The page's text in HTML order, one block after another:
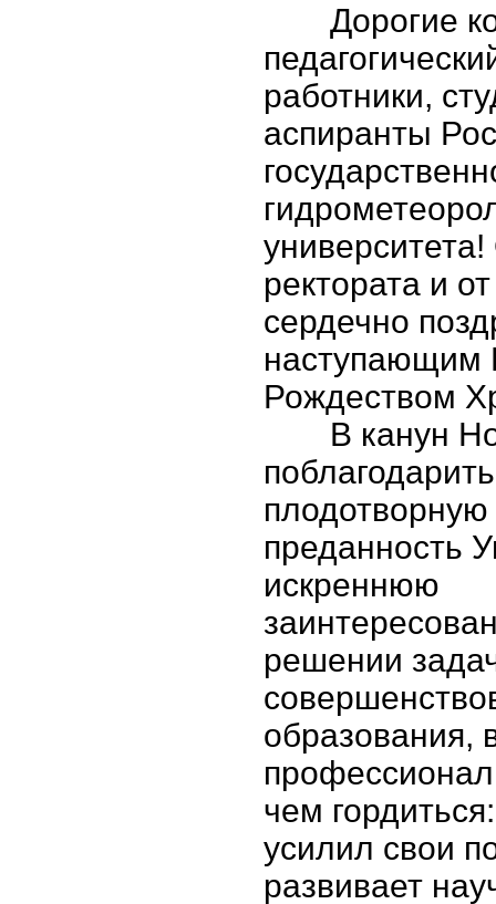
Дорогие
работники,
аспиранты
ректората и
сердечно
наступающим
Рождеством
В канун
плодотворную
преданность
искреннюю
решении
образования,
чем
усилил свои
развивает